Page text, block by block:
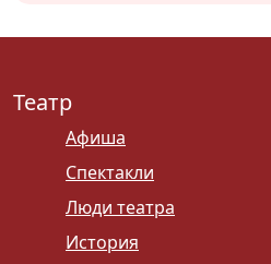
Театр
Афиша
Спектакли
Люди театра
История